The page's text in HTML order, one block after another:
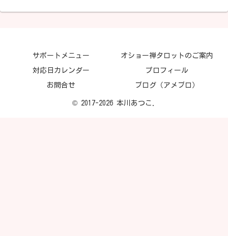
サポートメニュー オショー禅タロットのご案内
対応日カレンダー プロフィール
お問合せ ブログ（アメブロ）
© 2017-2026 本川あつこ.